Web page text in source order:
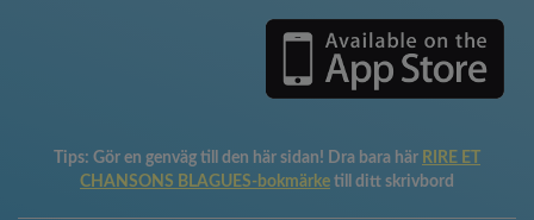
Tips: Gör en genväg till den här sidan! Dra bara här RIRE ET
CHANSONS BLAGUES-bokmärke till ditt skrivbord